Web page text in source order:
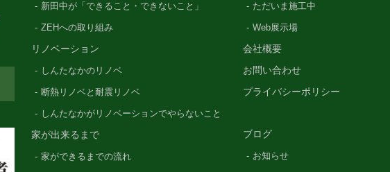
新田中が「できること・できないこと」
ZEHへの取り組み
リノベーション
しんたなかのリノベ
断熱リノベと耐震リノベ
しんたなかがリノベーションでやらないこと
家が出来るまで
家ができるまでの流れ
ただいま施工中
Web展示場
会社概要
お問い合わせ
プライバシーポリシー
ブログ
お知らせ